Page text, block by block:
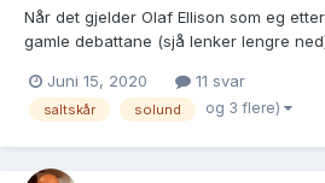
Når det gjelder Olaf Ellison som eg
gamle debattane (sjå lenker lengre
identisk med Olaf Anton f. 19/2-1885 på
Døpt 24/5-1885. Foreldre:...
Juni 15, 2020 11 svar
saltskår solund og 3 flere)